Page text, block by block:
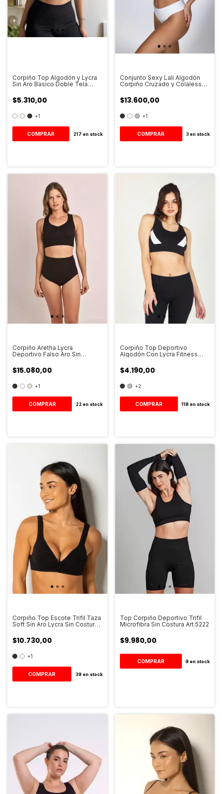
Corpiño Top Algodón y Lycra
Sin Aro Basico Doble Tela
$5.310,00
+1
COMPRAR 217 en stock
Conjunto Sexy Lali Algodón
Corpiño Cruzado y Colaless
$13.600,00
+1
COMPRAR 3en stock
Corpiño Aretha Lycra
Deportivo Falso Aro Sin
$15.080,00
+1
COMPRAR 22 en stock
Corpiño Top Deportivo
Algodón Con Lycra Fitness
$4.190,00
+2
COMPRAR 118 en stock
Corpiño Top Escote Trifil Taza
Soft Sin Aro Lycra Sin Costura
$10.730,00
+1
COMPRAR 39 en stock
Top Corpiño Deportivo Trifil
Microfibra Sin Costura Art.5222
$9.980,00
COMPRAR 9 en stock